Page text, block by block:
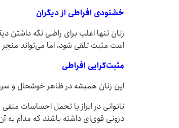
خشنودی افراطی از دیگران
زنان تنها اغلب برای راضی نگه داشتن
است مثبت تلقی شود، اما می‌تواند
مثبت‌گرایی افراطی
این زنان همیشه در ظاهر خوشحال و
ناتوانی در ابراز یا تحمل احساسات
درونی قوی‌ای داشته باشند که مدام به